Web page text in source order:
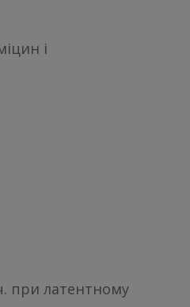
і
при латентному